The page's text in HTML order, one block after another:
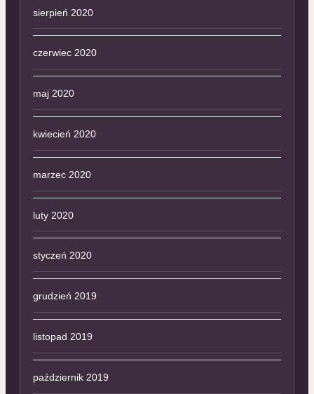
sierpień 2020
czerwiec 2020
maj 2020
kwiecień 2020
marzec 2020
luty 2020
styczeń 2020
grudzień 2019
listopad 2019
październik 2019